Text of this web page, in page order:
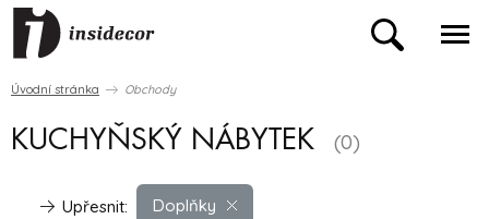
Úvodní stránka Obchody
KUCHYŇSKÝ NÁBYTEK (0)
Doplňky
Upřesnit: